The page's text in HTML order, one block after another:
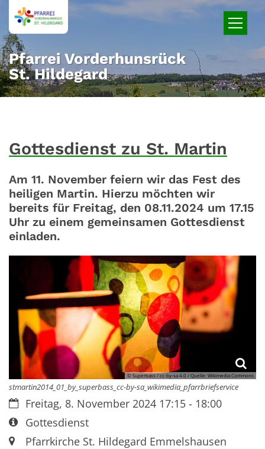
Zum Inhalt springen
Pfarrei Vorderhunsrück
St. Hildegard
Gottesdienst zu St. Martin
Am 11. November feiern wir das Fest des
heiligen Martin. Hierzu möchten wir
bereits für Freitag, den 08.11.2024 um 17.15
Uhr zu einem gemeinsamen Gottesdienst
einladen.
© Superbass / cc-by-sa 4.0 / Quelle: Wikimedia Commons
stmartin2014_01_by_superbass_cc-by-sa_wikimedia_pfarrbriefservice
Datum:Freitag, 8. November 2024 17:15 - 18:00
Art bzw. Nummer:
Gottesdienst
Ort:Pfarrkirche St. Hildegard Emmelshausen